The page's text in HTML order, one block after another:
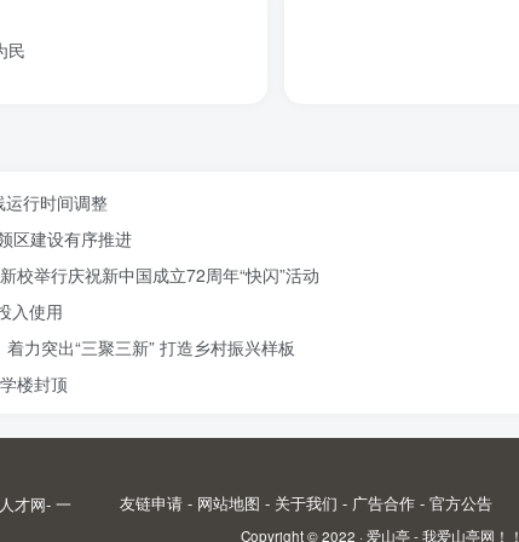
民
行时间调整
区建设有序推进
校举行庆祝新中国成立72周年“快闪”活动
入使用
着力突出“三聚三新” 打造乡村振兴样板
楼封顶
友链申请 - 网站地图 - 关于我们 - 广告合作 - 官方公告
Copyright © 2022 · 爱山亭 - 我爱山亭网！！